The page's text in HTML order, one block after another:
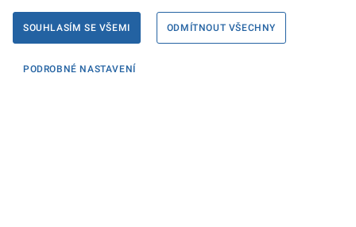
SOUHLASÍM SE VŠEMI ODMÍTNOUT VŠECHNY
PODROBNÉ NASTAVENÍ